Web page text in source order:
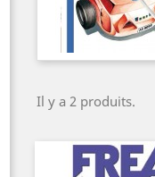
Il y a 2 produits.